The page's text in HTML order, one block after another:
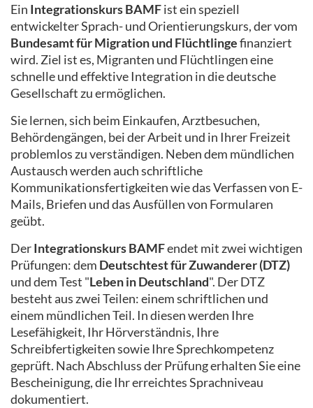
Ein Integrationskurs BAMFist ein speziell
entwickelter Sprach- und Orientierungskurs, der vom
Bundesamt für Migration und Flüchtlingefinanziert
wird. Ziel ist es, Migranten und Flüchtlingen eine
schnelle und effektive Integration in die deutsche
Gesellschaft zu ermöglichen.
Sie lernen, sich beim Einkaufen, Arztbesuchen,
Behördengängen, bei der Arbeit und in Ihrer Freizeit
problemlos zu verständigen. Neben dem mündlichen
Austausch werden auch schriftliche
Kommunikationsfertigkeiten wie das Verfassen von E-
Mails, Briefen und das Ausfüllen von Formularen
geübt.
DerIntegrationskurs BAMFendet mit zwei wichtigen
Prüfungen: dem Deutschtest für Zuwanderer (DTZ)
und dem Test "Leben in Deutschland". Der DTZ
besteht aus zwei Teilen: einem schriftlichen und
einem mündlichen Teil. In diesen werden Ihre
Lesefähigkeit, Ihr Hörverständnis, Ihre
Schreibfertigkeiten sowie Ihre Sprechkompetenz
geprüft. Nach Abschluss der Prüfung erhalten Sie eine
Bescheinigung, die Ihr erreichtes Sprachniveau
dokumentiert.